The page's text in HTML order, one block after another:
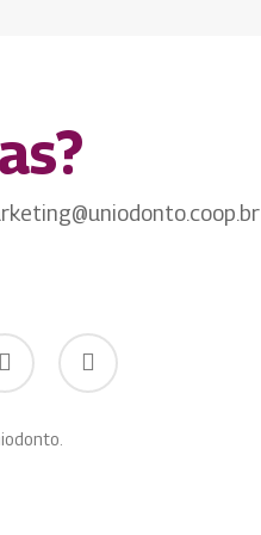
instagram